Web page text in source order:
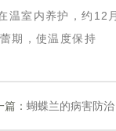
温室内养护，约12
期，使温度保持
篇：蝴蝶兰的病害防治